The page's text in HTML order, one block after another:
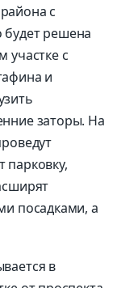
с
решена
участке с
и
заторы. На
парковку,
посадками, а
в